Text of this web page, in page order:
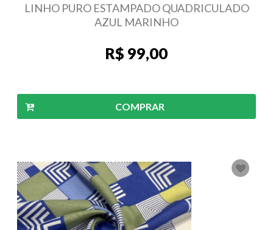
LINHO PURO ESTAMPADO QUADRICULADO
AZUL MARINHO
R$ 99,00
COMPRAR